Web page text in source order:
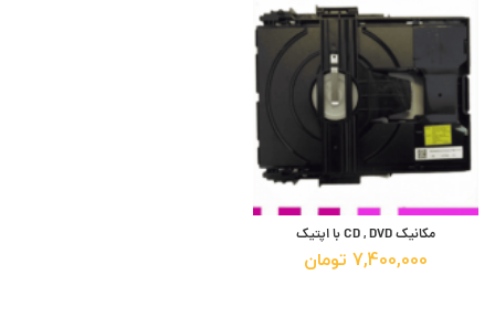
مکانیک CD , DVD با اپتیک
7,400,000 تومان